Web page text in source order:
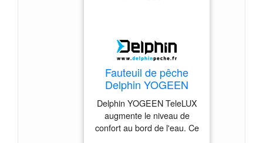
Fauteuil de pêche
Delphin YOGEEN
TeleLUX Gray, Beige,
Silver
Delphin YOGEEN TeleLUX
augmente le niveau de
confort au bord de l'eau. Ce